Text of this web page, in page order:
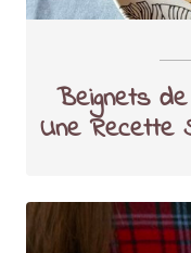
Beignets
Une Recette